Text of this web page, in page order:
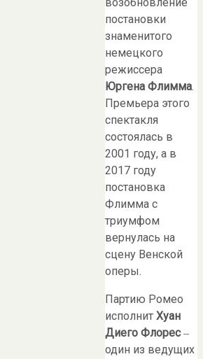
постановки
знаменитого
немецкого
режиссера
Юргена Флимма.
Премьера этого
спектакля
состоялась в
2001 году, а в
2017 году
постановка
Флимма с
триумфом
вернулась на
сцену Венской
оперы.
Партию Ромео
исполнит Хуан
Диего Флорес‒
один из ведущих